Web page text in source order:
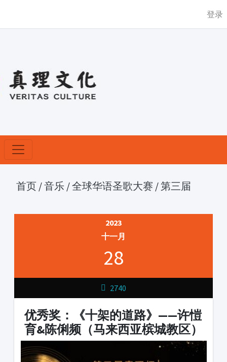
登录
首页 /音乐 /全球华语圣歌大赛 /第三届
2023
十一月
28
2740
优秀奖：《十架的道路》——许愷
育&陈俐频（马来西亚槟城教区）
Video
Player